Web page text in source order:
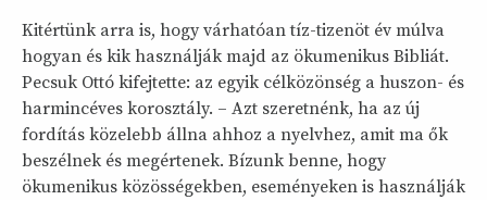
Kitértünk arra is, hogy várhatóan tíz-tizenöt év múlva
hogyan és kik használják majd az ökumenikus Bibliát.
Pecsuk Ottó kifejtette: az egyik célközönség a huszon- és
harmincéves korosztály. – Azt szeretnénk, ha az új
fordítás közelebb állna ahhoz a nyelvhez, amit ma ők
beszélnek és megértenek. Bízunk benne, hogy
ökumenikus közösségekben, eseményeken is használják